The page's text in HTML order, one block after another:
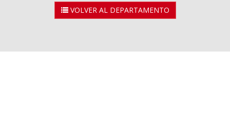
VOLVER AL DEPARTAMENTO